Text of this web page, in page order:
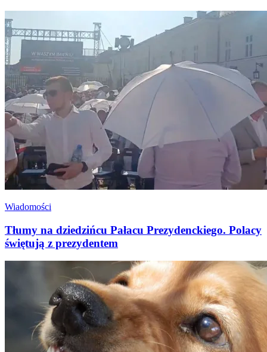
Wiadomości
Tłumy na dziedzińcu Pałacu Prezydenckiego. Polacy
świętują z prezydentem